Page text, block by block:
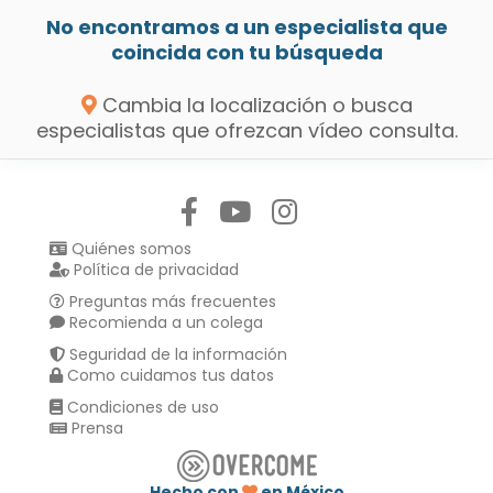
No encontramos a un especialista que
coincida con tu búsqueda
Cambia la localización o busca
especialistas que ofrezcan vídeo consulta.
Quiénes somos
Política de privacidad
Preguntas más frecuentes
Recomienda a un colega
Seguridad de la información
Como cuidamos tus datos
Condiciones de uso
Prensa